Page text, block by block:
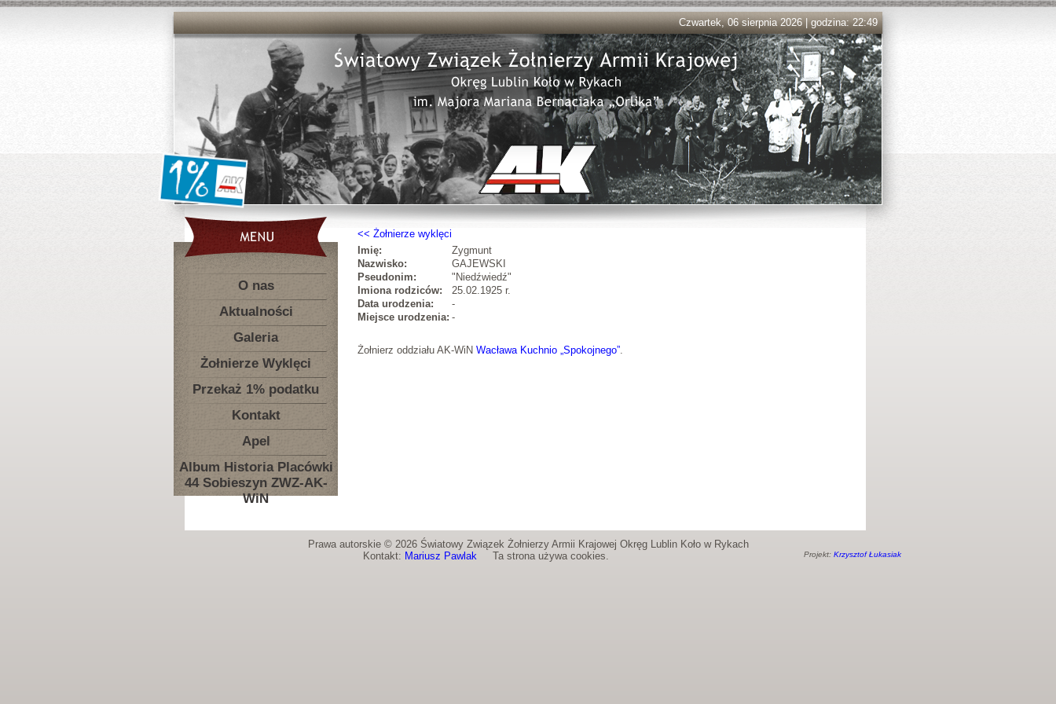
Czwartek, 06 sierpnia 2026 | godzina: 22:49
O nas
Aktualności
Galeria
Żołnierze Wyklęci
Przekaż 1% podatku
Kontakt
Apel
Album Historia Placówki
44 Sobieszyn ZWZ-AK-
WiN
Żołnierze wyklęci
Imię:
Zygmunt
Nazwisko:
GAJEWSKI
Pseudonim:
"Niedźwiedź"
Imiona rodziców:
25.02.1925 r.
Data urodzenia:
-
Miejsce urodzenia: -
Żołnierz oddziału AK-WiN Wacława Kuchnio „Spokojnego”.
Prawa autorskie © 2026 Światowy Związek Żołnierzy Armii Krajowej Okręg Lublin Koło w Rykach
Kontakt: Mariusz PawlakTa strona używa cookies. Projekt: Krzysztof Łukasiak